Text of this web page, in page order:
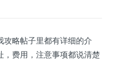
攻略帖子里都有详细的介
，费用，注意事项都说清楚